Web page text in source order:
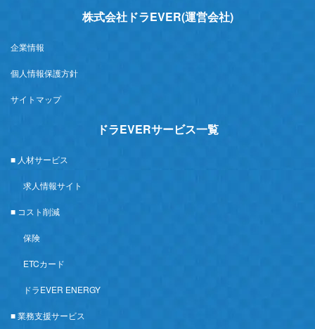
株式会社ドラEVER(運営会社)
企業情報
個人情報保護方針
サイトマップ
ドラEVERサービス一覧
■ 人材サービス
求人情報サイト
■ コスト削減
保険
ETCカード
ドラEVER ENERGY
■ 業務支援サービス